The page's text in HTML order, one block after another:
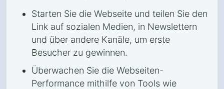
Starten Sie die Webseite und teilen Sie den
Link auf sozialen Medien, in Newslettern
und über andere Kanäle, um erste
Besucher zu gewinnen.
Überwachen Sie die Webseiten-
Performance mithilfe von Tools wie